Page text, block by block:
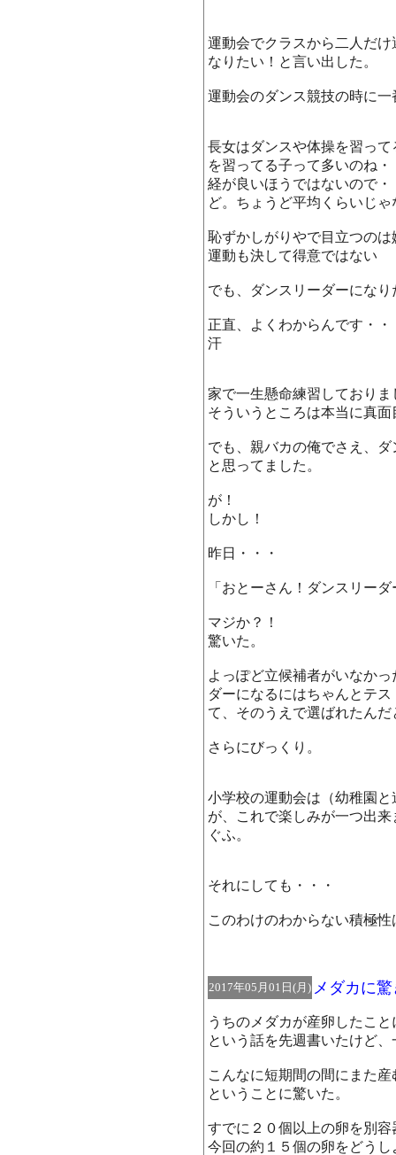
運動会でクラスから二人だ
なりたい！と言い出した。
運動会のダンス競技の時に
長女はダンスや体操を習っ
を習ってる子って多いのね
経が良いほうではないので
ど。ちょうど平均くらいじ
恥ずかしがりやで目立つのは
運動も決して得意ではない
でも、ダンスリーダーになり
正直、よくわからんです・・
汗
家で一生懸命練習しておりま
そういうところは本当に真
でも、親バカの俺でさえ、
と思ってました。
が！
しかし！
昨日・・・
「おとーさん！ダンスリー
マジか？！
驚いた。
よっぽど立候補者がいなか
ダーになるにはちゃんとテ
て、そのうえで選ばれたんだ
さらにびっくり。
小学校の運動会は（幼稚園
が、これで楽しみが一つ出来
ぐふ。
それにしても・・・
このわけのわからない積極
2017年05月01日(月) メダカに
うちのメダカが産卵したこ
という話を先週書いたけど
こんなに短期間の間にまた産
ということに驚いた。
すでに２０個以上の卵を別
今回の約１５個の卵をどう